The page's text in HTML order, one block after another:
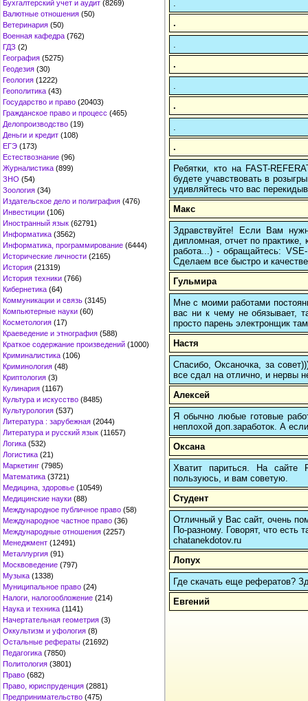
Бухгалтерский учет и аудит (8269)
Валютные отношения (50)
Ветеринария (50)
Военная кафедра (762)
ГДЗ (2)
География (5275)
Геодезия (30)
Геология (1222)
Геополитика (43)
Государство и право (20403)
Гражданское право и процесс (465)
Делопроизводство (19)
Деньги и кредит (108)
ЕГЭ (173)
Естествознание (96)
Журналистика (899)
ЗНО (54)
Зоология (34)
Издательское дело и полиграфия (476)
Инвестиции (106)
Иностранный язык (62791)
Информатика (3562)
Информатика, программирование (6444)
Исторические личности (2165)
История (21319)
История техники (766)
Кибернетика (64)
Коммуникации и связь (3145)
Компьютерные науки (60)
Косметология (17)
Краеведение и этнография (588)
Краткое содержание произведений (1000)
Криминалистика (106)
Криминология (48)
Криптология (3)
Кулинария (1167)
Культура и искусство (8485)
Культурология (537)
Литература : зарубежная (2044)
Литература и русский язык (11657)
Логика (532)
Логистика (21)
Маркетинг (7985)
Математика (3721)
Медицина, здоровье (10549)
Медицинские науки (88)
Международное публичное право (58)
Международное частное право (36)
Международные отношения (2257)
Менеджмент (12491)
Металлургия (91)
Москвоведение (797)
Музыка (1338)
Муниципальное право (24)
Налоги, налогообложение (214)
Наука и техника (1141)
Начертательная геометрия (3)
Оккультизм и уфология (8)
Остальные рефераты (21692)
Педагогика (7850)
Политология (3801)
Право (682)
Право, юриспруденция (2881)
Предпринимательство (475)
.
.
.
.
Ребятки, кто на FAST-
будете учавствовать в
удивляйтесь что вас
Макс
Здравствуйте! Если Вам
дипломная, отчет по
работа...) - обращайтесь:
Сделаем все быстро и
Гульмира
Мне с моими работами
вас ни к чему не обязывает,
просто парень электронщик
Настя
Спасибо, Оксаночка, за
все сдал на отлично, и нервы
Алексей
Я обычно любые готовые
неплохой доп.заработок. А
Оксана
Хватит париться. На
пользуюсь, и вам советую.
Студент
Отличный у Вас сайт, очень
По-разному. Говорят, что есть
chatanekdotov.ru
Лопух
Где скачать еще рефератов?
Евгений